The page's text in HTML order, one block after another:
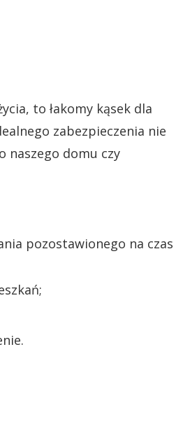
to łakomy kąsek dla
zabezpieczenia nie
naszego domu czy
pozostawionego na czas